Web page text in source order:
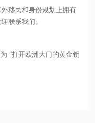
移民和身份规划上拥有
联系我们。
“打开欧洲大门的黄金钥